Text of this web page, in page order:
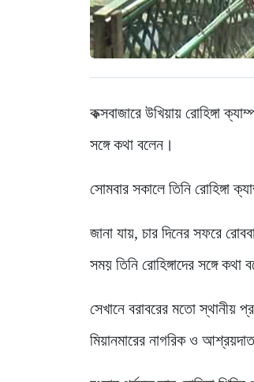
কক্সবাজারে উখিয়ায় রোহিঙ্গা
সঙ্গে কথা বলেন।
সোমবার সকালে তিনি রোহিঙ্গা
জানা যায়, চার দিনের সফরে
সময় তিনি রোহিঙ্গাদের সঙ্গে কথা
সেখানে বরাবরের মতো স্থানীয়
মিয়ানমারের নাগরিক ও